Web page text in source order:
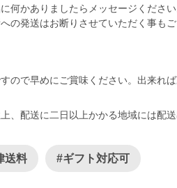
何かありましたらメッセージください
の発送はお断りさせていただく事もご
ので早めにご賞味ください。出来れば
、配送に二日以上かかる地域には配送
送料 #ギフト対応可